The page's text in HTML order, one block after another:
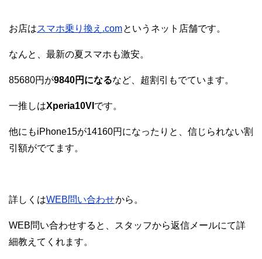
お店はスマホ乗り換え.comというネット店舗です。
なんと、最新の夏スマホも激安。
85680円が9840円になるなど、超割引もでています。
一推しはXperia10VI です。
他にもiPhone15が14160円になったりと、信じられない割
引額がでてます。
詳しくはWEB問い合わせから。
WEB問い合わせすると、スタッフから返信メールにて詳
細教えてくれます。